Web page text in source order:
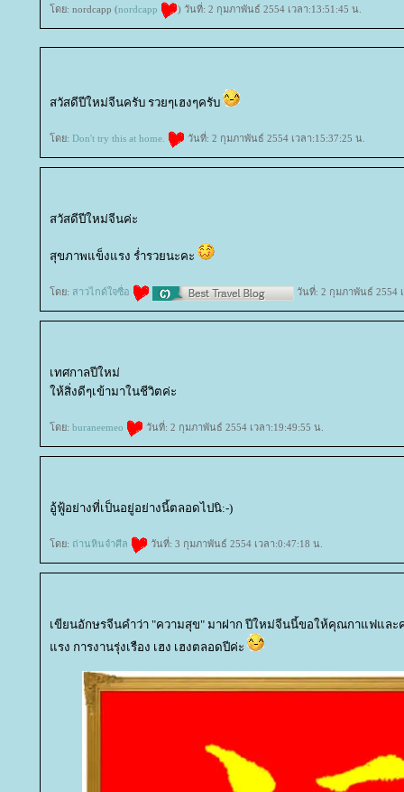
ดย: nordcapp (nordcapp ) วันที่: 2 กุมภาพันธ์ 2554 เวลา:13:51:45 น.
สวัสดีปีใหม่จีนครับ รวยๆเฮงๆครับ
ดย: Don't try this at home. วันที่: 2 กุมภาพันธ์ 2554 เวลา:15:37:25 น.
สวัสดีปีใหม่จีนค่ะ
สุขภาพแข็งแรง ร่ำรวยนะคะ
ดย: สาวไกด์ใจซื่อ วันที่: 2 กุมภาพันธ์ 2554
เทศกาลปีใหม่
ห้สิ่งดีๆเข้ามาในชีวิตค่ะ
ดย: buraneemeo วันที่: 2 กุมภาพันธ์ 2554 เวลา:19:49:55 น.
อู้ฟู้อย่างที่เป็นอยู่อย่างนี้ตลอดไปนิ:-)
ดย: ถ่านหินจำศีล วันที่: 3 กุมภาพันธ์ 2554 เวลา:0:47:18 น.
เขียนอักษรจีนคำว่า "ความสุข" มาฝาก ปีใหม่จีนนี้ขอให้คุณกาแฟแล
รง การงานรุ่งเรือง เฮง เฮงตลอดปีค่ะ